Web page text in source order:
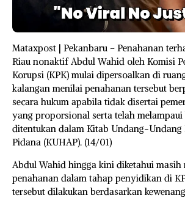
Mataxpost | Pekanbaru – Penahanan
Riau nonaktif Abdul Wahid oleh Komisi
Korupsi (KPK) mulai dipersoalkan di
kalangan menilai penahanan tersebut
secara hukum apabila tidak disertai
yang proporsional serta telah
ditentukan dalam Kitab Undang-Undang
Pidana (KUHAP). (14/01)
Abdul Wahid hingga kini diketahui masih
penahanan dalam tahap penyidikan di
tersebut dilakukan berdasarkan